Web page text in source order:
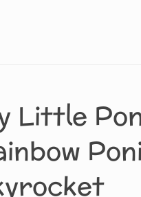
Little